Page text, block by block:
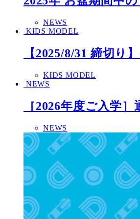
NEWS
KIDS MODEL
【2025/8/31 締切り
KIDS MODEL
NEWS
［2026年度ご入学
NEWS